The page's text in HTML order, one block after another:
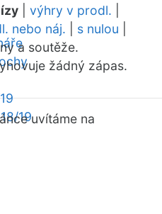
19
výhry v prodl.
nebo náj. s nulou
a soutěže.
žádný zápas.
uvítáme na